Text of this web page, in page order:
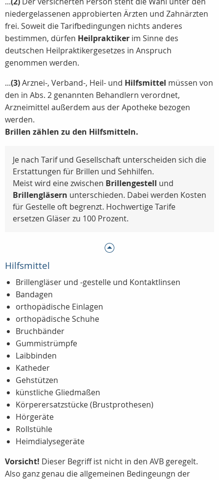
niedergelassenen approbierten Ärzten und Zahnärzten
frei. Soweit die Tarifbedingungen nichts anderes
bestimmen, dürfen Heilpraktiker im Sinne des
deutschen Heilpraktikergesetzes in Anspruch
genommen werden.
...(3)Arznei-, Verband-, Heil- und Hilfsmittel müssen von
den in Abs. 2 genannten Behandlern verordnet,
Arzneimittel außerdem aus der Apotheke bezogen
werden.
Brillen zählen zu den Hilfsmitteln.
Je nach Tarif und Gesellschaft unterscheiden sich die
Erstattungen für Brillen und Sehhilfen.
Meist wird eine zwischen Brillengestell und
Brillengläsern unterschieden. Dabei werden Kosten
für Gestelle oft begrenzt. Hochwertige Tarife
ersetzen Gläser zu 100 Prozent.
Hilfsmittel
Brillengläser und -gestelle und Kontaktlinsen
Bandagen
orthopädische Einlagen
orthopädische Schuhe
Bruchbänder
Gummistrümpfe
Laibbinden
Katheder
Gehstützen
künstliche Gliedmaßen
Körperersatzstücke (Brustprothesen)
Hörgeräte
Rollstühle
Heimdialysegeräte
Vorsicht! Dieser Begriff ist nicht in den AVB geregelt.
Also ganz genau die allgemeinen Bedingeungn der